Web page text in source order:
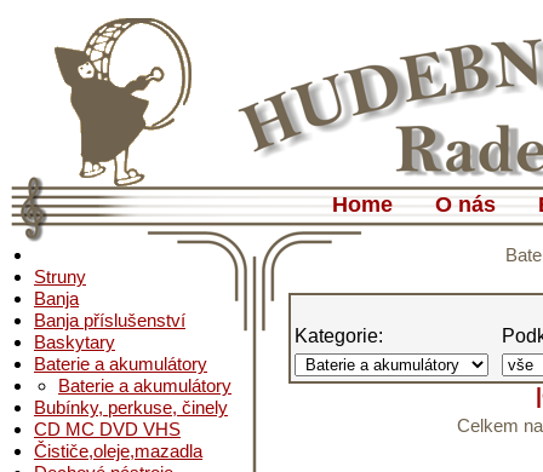
Home O nás
Struny
Banja
Banja příslušenství
Baskytary
Baterie a akumulátory
Baterie a akumulátory
Bubínky, perkuse, činely
CD MC DVD VHS
Čističe,oleje,mazadla
Kategorie:
Celkem